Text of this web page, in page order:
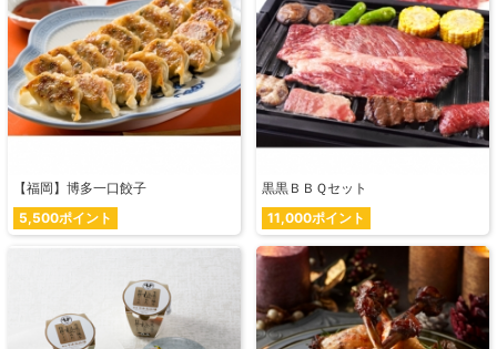
【福岡】博多一口餃子
5,500ポイント
黒黒ＢＢＱセット
11,000ポイント